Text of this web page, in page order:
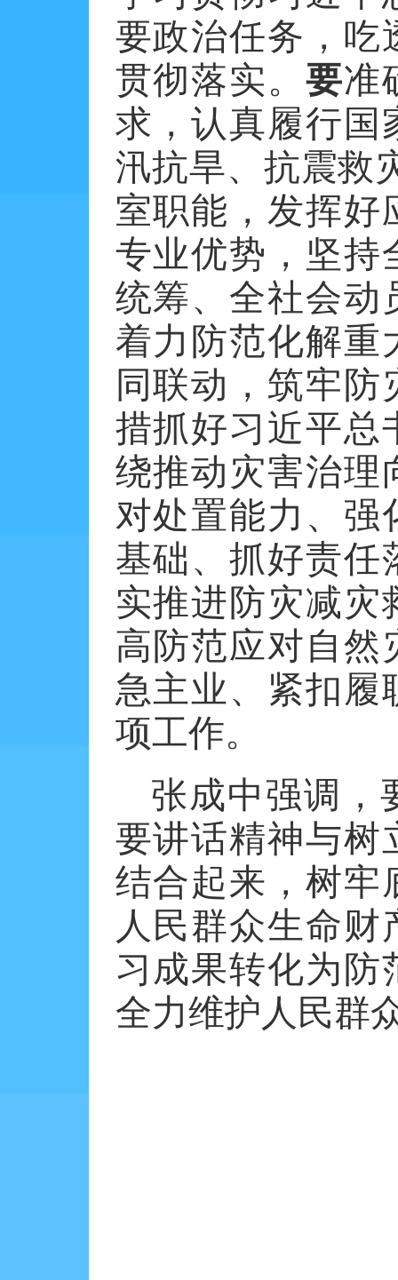
要政治任务，吃
贯彻落实。 要准
求，认真履行国
汛抗旱、抗震救
室职能，发挥好
专业优势，坚持
统筹、全社会动
着力防范化解重
同联动，筑牢
措抓好习近平总
绕推动灾害治理
对处置能力、强
基础、抓好责任
实推进防灾减灾
高防范应对自然
急主业、紧扣履
项工作。
张成中强调，
要讲话精神与树
结合起来，树牢
人民群众生命
习成果转化为防
全力维护人民群